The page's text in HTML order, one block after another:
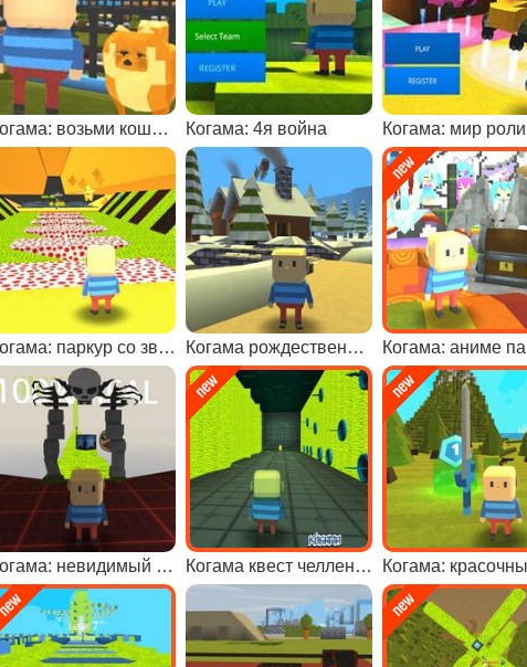
Когама: возьми кошку или собаку Когама: 4я война
Когама: паркур со звездами Когама рождественское приключение Когама: аниме
Когама: невидимый паркур Когама квест челлендж